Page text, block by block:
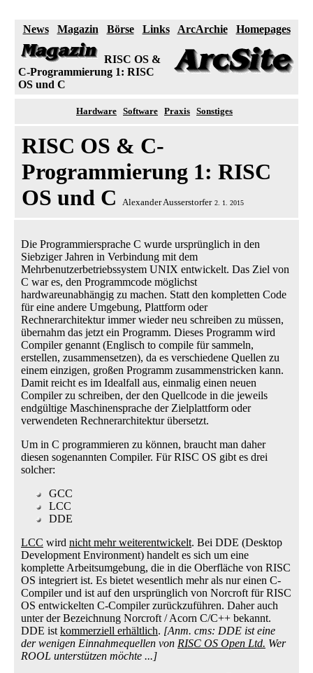
News Magazin Börse Links ArcArchie Homepages
RISC OS &
C-Programmierung 1: RISC
OS und C
Hardware Software Praxis Sonstiges
RISC OS & C-
Programmierung 1: RISC
OS und C
Alexander Ausserstorfer 2. 1. 2015
Die Programmiersprache C wurde ursprünglich in den
Siebziger Jahren in Verbindung mit dem
Mehrbenutzerbetriebssystem UNIX entwickelt. Das Ziel von
C war es, den Programmcode möglichst
hardwareunabhängig zu machen. Statt den kompletten Code
für eine andere Umgebung, Plattform oder
Rechnerarchitektur immer wieder neu schreiben zu müssen,
übernahm das jetzt ein Programm. Dieses Programm wird
Compiler genannt (Englisch to compile für sammeln,
erstellen, zusammensetzen), da es verschiedene Quellen zu
einem einzigen, großen Programm zusammenstricken kann.
Damit reicht es im Idealfall aus, einmalig einen neuen
Compiler zu schreiben, der den Quellcode in die jeweils
endgültige Maschinensprache der Zielplattform oder
verwendeten Rechnerarchitektur übersetzt.
Um in C programmieren zu können, braucht man daher
diesen sogenannten Compiler. Für RISC OS gibt es drei
solcher:
GCC
LCC
DDE
LCC wird nicht mehr weiterentwickelt. Bei DDE (Desktop
Development Environment) handelt es sich um eine
komplette Arbeitsumgebung, die in die Oberfläche von RISC
OS integriert ist. Es bietet wesentlich mehr als nur einen C-
Compiler und ist auf den ursprünglich von Norcroft für RISC
OS entwickelten C-Compiler zurückzuführen. Daher auch
unter der Bezeichnung Norcroft / Acorn C/C++ bekannt.
DDE ist kommerziell erhältlich. [Anm. cms: DDE ist eine
der wenigen Einnahmequellen von RISC OS Open Ltd. Wer
ROOL unterstützen möchte ...]